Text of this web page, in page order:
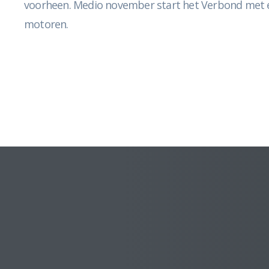
voorheen. Medio november start het Verbond met
motoren.